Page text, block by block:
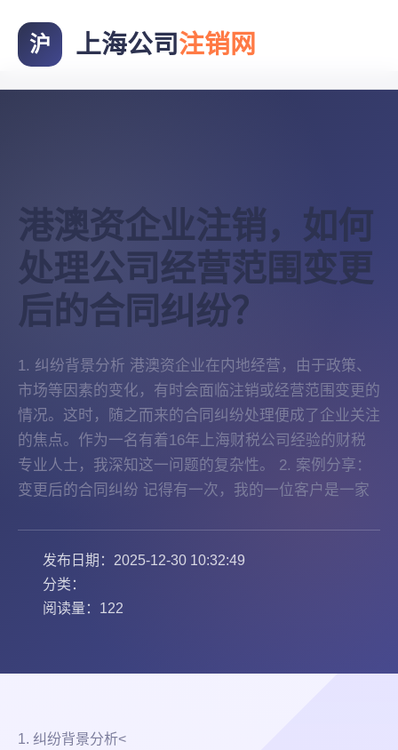
沪 上海公司注销网
港澳资企业注销，如何
处理公司经营范围变更
后的合同纠纷？
1. 纠纷背景分析 港澳资企业在内地经营，由于政策、
市场等因素的变化，有时会面临注销或经营范围变更的
情况。这时，随之而来的合同纠纷处理便成了企业关注
的焦点。作为一名有着16年上海财税公司经验的财税
专业人士，我深知这一问题的复杂性。 2. 案例分享：
变更后的合同纠纷 记得有一次，我的一位客户是一家
发布日期：2025-12-30 10:32:49
分类：
阅读量：122
1. 纠纷背景分析<